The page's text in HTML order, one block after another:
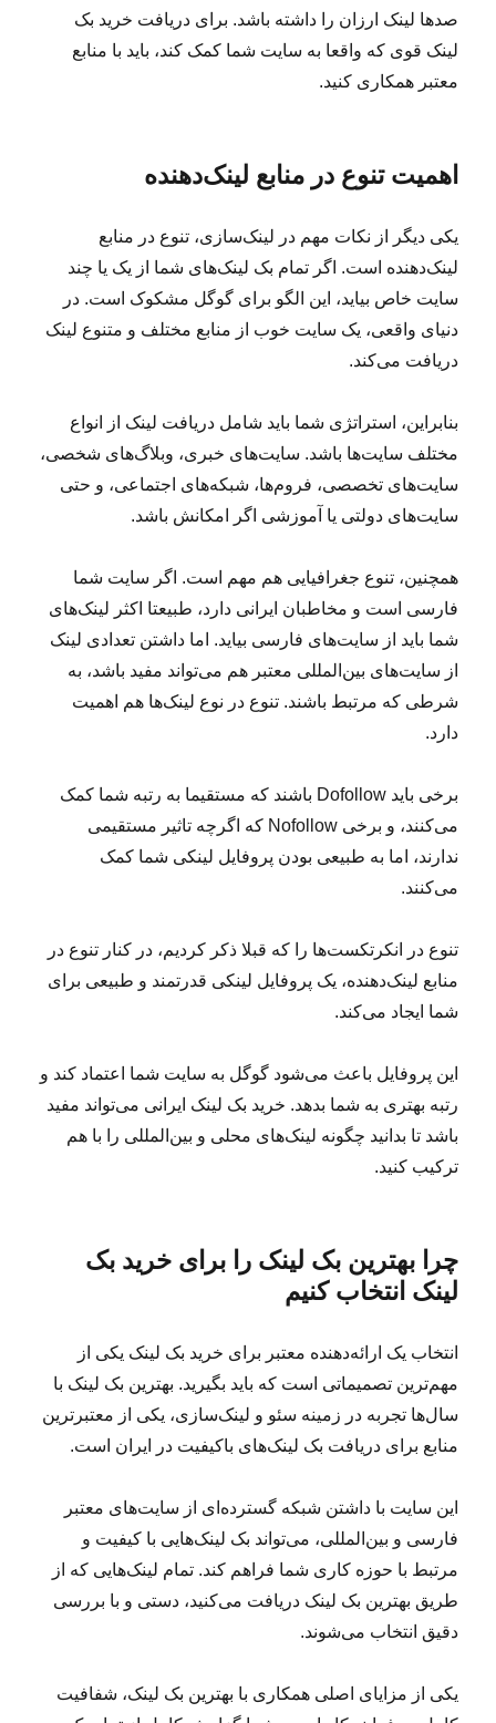
صدها لینک ارزان را داشته باشد. برای دریافت خرید بک
لینک قوی که واقعا به سایت شما کمک کند، باید با منابع
معتبر همکاری کنید.
اهمیت تنوع در منابع لینک‌دهنده
یکی دیگر از نکات مهم در لینک‌سازی، تنوع در منابع
لینک‌دهنده است. اگر تمام بک لینک‌های شما از یک یا چند
سایت خاص بیاید، این الگو برای گوگل مشکوک است. در
دنیای واقعی، یک سایت خوب از منابع مختلف و متنوع لینک
دریافت می‌کند.
بنابراین، استراتژی شما باید شامل دریافت لینک از انواع
مختلف سایت‌ها باشد. سایت‌های خبری، وبلاگ‌های شخصی،
سایت‌های تخصصی، فروم‌ها، شبکه‌های اجتماعی، و حتی
سایت‌های دولتی یا آموزشی اگر امکانش باشد.
همچنین، تنوع جغرافیایی هم مهم است. اگر سایت شما
فارسی است و مخاطبان ایرانی دارد، طبیعتا اکثر لینک‌های
شما باید از سایت‌های فارسی بیاید. اما داشتن تعدادی لینک
از سایت‌های بین‌المللی معتبر هم می‌تواند مفید باشد، به
شرطی که مرتبط باشند. تنوع در نوع لینک‌ها هم اهمیت
دارد.
برخی باید Dofollow باشند که مستقیما به رتبه شما کمک
می‌کنند، و برخی Nofollow که اگرچه تاثیر مستقیمی
ندارند، اما به طبیعی بودن پروفایل لینکی شما کمک
می‌کنند.
تنوع در انکرتکست‌ها را که قبلا ذکر کردیم، در کنار تنوع در
منابع لینک‌دهنده، یک پروفایل لینکی قدرتمند و طبیعی برای
شما ایجاد می‌کند.
این پروفایل باعث می‌شود گوگل به سایت شما اعتماد کند و
رتبه بهتری به شما بدهد. خرید بک لینک ایرانی می‌تواند مفید
باشد تا بدانید چگونه لینک‌های محلی و بین‌المللی را با هم
ترکیب کنید.
چرا بهترین بک لینک را برای خرید بک
لینک انتخاب کنیم
انتخاب یک ارائه‌دهنده معتبر برای خرید بک لینک یکی از
مهم‌ترین تصمیماتی است که باید بگیرید. بهترین بک لینک با
سال‌ها تجربه در زمینه سئو و لینک‌سازی، یکی از معتبرترین
منابع برای دریافت بک لینک‌های باکیفیت در ایران است.
این سایت با داشتن شبکه گسترده‌ای از سایت‌های معتبر
فارسی و بین‌المللی، می‌تواند بک لینک‌هایی با کیفیت و
مرتبط با حوزه کاری شما فراهم کند. تمام لینک‌هایی که از
طریق بهترین بک لینک دریافت می‌کنید، دستی و با بررسی
دقیق انتخاب می‌شوند.
یکی از مزایای اصلی همکاری با بهترین بک لینک، شفافیت